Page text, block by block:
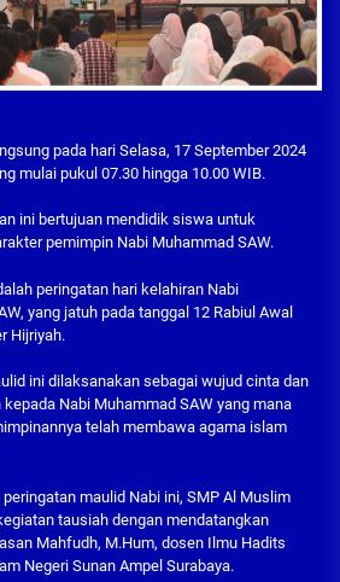
pada hari Selasa, 17 September 2024
mulai pukul 07.30 hingga 10.00 WIB.
ini bertujuan mendidik siswa untuk
pemimpin Nabi Muhammad SAW.
peringatan hari kelahiran Nabi
yang jatuh pada tanggal 12 Rabiul Awal
Hijriyah.
ini dilaksanakan sebagai wujud cinta dan
Nabi Muhammad SAW yang mana
telah membawa agama islam
maulid Nabi ini, SMP Al Muslim
tausiah dengan mendatangkan
Mahfudh, M.Hum, dosen Ilmu Hadits
Negeri Sunan Ampel Surabaya.